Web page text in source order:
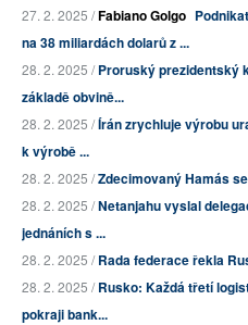
27. 2. 2025 /Fabiano Golgo
na 38 miliardách dolarů z ...
28. 2. 2025 /Proruský prezidentský
základě obvině...
28. 2. 2025 /Írán zrychluje výrobu
k výrobě ...
28. 2. 2025 /Zdecimovaný Hamás
28. 2. 2025 /Netanjahu vyslal
jednáních s ...
28. 2. 2025 /Rada federace řekla
28. 2. 2025 /Rusko: Každá třetí
pokraji bank...